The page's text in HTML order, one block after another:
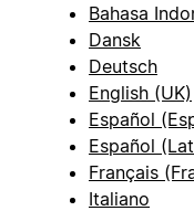
Bahasa
Dansk
Deutsch
English (UK)
Español
Español
Français
Italiano